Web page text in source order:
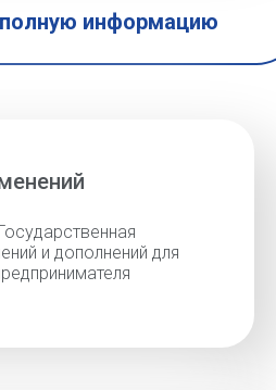
информацию
и дополнений для